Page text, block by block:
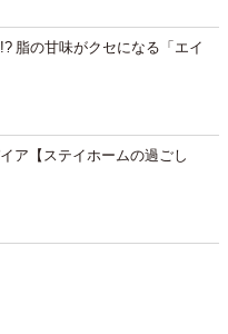
脂の甘味がクセになる「エイ
ア【ステイホームの過ごし